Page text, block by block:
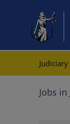
Judiciary
Jobs